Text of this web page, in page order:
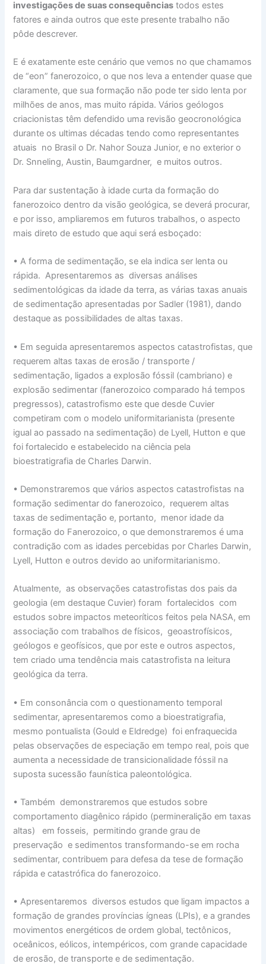
investigações de suas consequências todos estes
fatores e ainda outros que este presente trabalho não
pôde descrever.
E é exatamente este cenário que vemos no que chamamos
de “eon” fanerozoico, o que nos leva a entender quase que
claramente, que sua formação não pode ter sido lenta por
milhões de anos, mas muito rápida. Vários geólogos
criacionistas têm defendido uma revisão geocronológica
durante os ultimas décadas tendo como representantes
atuais no Brasil o Dr. Nahor Souza Junior, e no exterior o
Dr. Snneling, Austin, Baumgardner, e muitos outros.
Para dar sustentação à idade curta da formação do
fanerozoico dentro da visão geológica, se deverá procurar,
e por isso, ampliaremos em futuros trabalhos, o aspecto
mais direto de estudo que aqui será esboçado:
• A forma de sedimentação, se ela indica ser lenta ou
rápida. Apresentaremos as diversas análises
sedimentológicas da idade da terra, as várias taxas anuais
de sedimentação apresentadas por Sadler (1981), dando
destaque as possibilidades de altas taxas.
• Em seguida apresentaremos aspectos catastrofistas, que
requerem altas taxas de erosão / transporte /
sedimentação, ligados a explosão fóssil (cambriano) e
explosão sedimentar (fanerozoico comparado há tempos
pregressos), catastrofismo este que desde Cuvier
competiram com o modelo uniformitarianista (presente
igual ao passado na sedimentação) de Lyell, Hutton e que
foi fortalecido e estabelecido na ciência pela
bioestratigrafia de Charles Darwin.
• Demonstraremos que vários aspectos catastrofistas na
formação sedimentar do fanerozoico, requerem altas
taxas de sedimentação e, portanto, menor idade da
formação do Fanerozoico, o que demonstraremos é uma
contradição com as idades percebidas por Charles Darwin,
Lyell, Hutton e outros devido ao uniformitarianismo.
Atualmente, as observações catastrofistas dos pais da
geologia (em destaque Cuvier) foram fortalecidos com
estudos sobre impactos meteoríticos feitos pela NASA, em
associação com trabalhos de físicos, geoastrofísicos,
geólogos e geofísicos, que por este e outros aspectos,
tem criado uma tendência mais catastrofista na leitura
geológica da terra.
• Em consonância com o questionamento temporal
sedimentar, apresentaremos como a bioestratigrafia,
mesmo pontualista (Gould e Eldredge) foi enfraquecida
pelas observações de especiação em tempo real, pois que
aumenta a necessidade de transicionalidade fóssil na
suposta sucessão faunística paleontológica.
• Também demonstraremos que estudos sobre
comportamento diagênico rápido (permineralição em taxas
altas) em fosseis, permitindo grande grau de
preservação e sedimentos transformando-se em rocha
sedimentar, contribuem para defesa da tese de formação
rápida e catastrófica do fanerozoico.
• Apresentaremos diversos estudos que ligam impactos a
formação de grandes províncias ígneas (LPIs), e a grandes
movimentos energéticos de ordem global, tectônicos,
oceânicos, eólicos, intempéricos, com grande capacidade
de erosão, de transporte e de sedimentação.